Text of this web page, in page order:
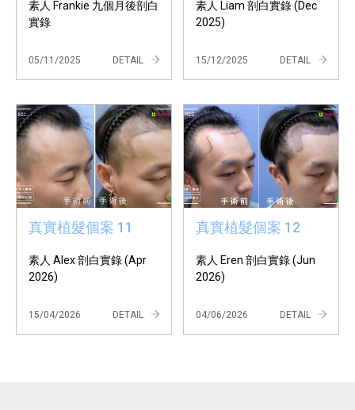
素人 Frankie 九個月後剖白
實錄
05/11/2025 DETAIL
素人 Liam 剖白實錄 (Dec
2025)
15/12/2025 DETAIL
真實植髮個案 11
素人 Alex 剖白實錄 (Apr
2026)
15/04/2026 DETAIL
真實植髮個案 12
素人 Eren 剖白實錄 (Jun
2026)
04/06/2026 DETAIL